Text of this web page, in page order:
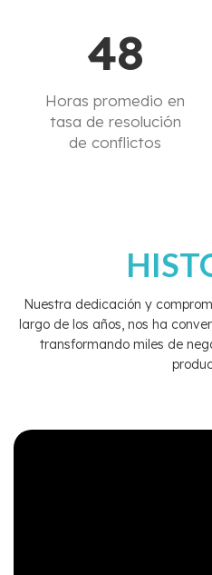
48
Horas promedio en
tasa de resolución
de conflictos
Nuestra dedicación y
largo de los años, nos ha
transformando miles de